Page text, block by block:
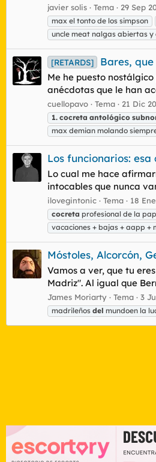
javier solis Tema 29 Sep
max el tonto de los simpson
uncle meat nalgas abiertas
[RETARDS] Bares,
Me he puesto
anécdotas que le han
cuellopavo Tema 21 Dic
1. cocreta antológico
max demian molando
Los funcionarios: esa
Lo cual me hace
intocables que nunca
ilovegintonic Tema 18
cocreta profesional de la
vacaciones + bajas + aapp +
Móstoles, Alcorcón,
Vamos a ver, que tu
Madriz". Al igual que
James Moriarty Tema 3
madrileños del mundoen la